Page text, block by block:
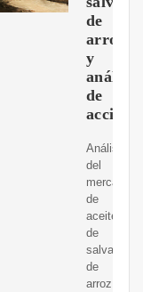
de
arroz
y
análisis
de
Análisis
del
mercado
de
aceite
de
salvado
de
arroz.